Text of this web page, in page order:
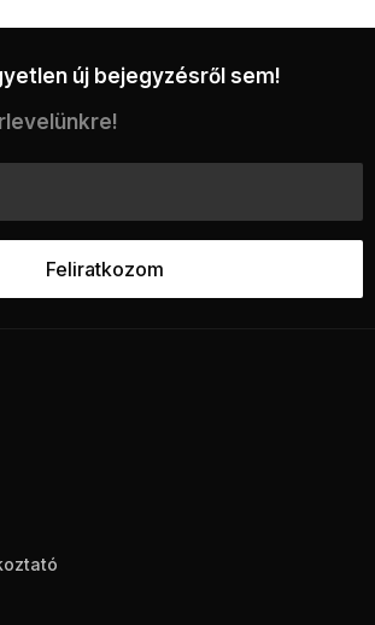
új bejegyzésről sem!